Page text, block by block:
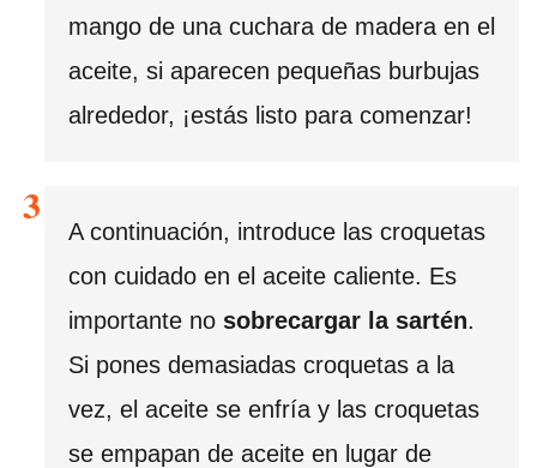
mango de una cuchara de madera en el
aceite, si aparecen pequeñas burbujas
alrededor, ¡estás listo para comenzar!
A continuación, introduce las croquetas
con cuidado en el aceite caliente. Es
importante no sobrecargar la sartén.
Si pones demasiadas croquetas a la
vez, el aceite se enfría y las croquetas
se empapan de aceite en lugar de